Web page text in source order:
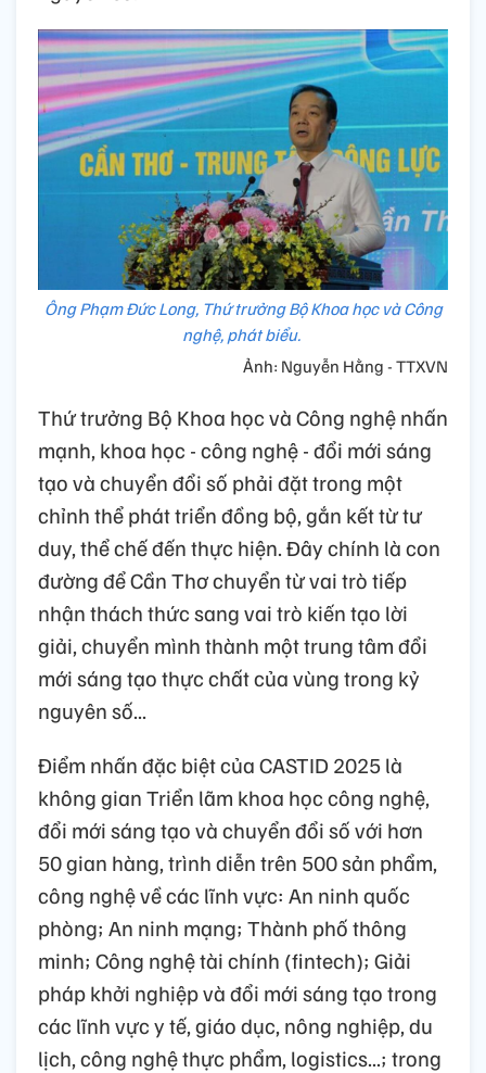
Ông Phạm Đức Long, Thứ trưởng Bộ Khoa học và Công
nghệ, phát biểu.
Ảnh: Nguyễn Hằng - TTXVN
Thứ trưởng Bộ Khoa học và Công nghệ nhấn
mạnh, khoa học - công nghệ - đổi mới sáng
tạo và chuyển đổi số phải đặt trong một
chỉnh thể phát triển đồng bộ, gắn kết từ tư
duy, thể chế đến thực hiện. Đây chính là con
đường để Cần Thơ chuyển từ vai trò tiếp
nhận thách thức sang vai trò kiến tạo lời
giải, chuyển mình thành một trung tâm đổi
mới sáng tạo thực chất của vùng trong kỷ
nguyên số...
Điểm nhấn đặc biệt của CASTID 2025 là
không gian Triển lãm khoa học công nghệ,
đổi mới sáng tạo và chuyển đổi số với hơn
50 gian hàng, trình diễn trên 500 sản phẩm,
công nghệ về các lĩnh vực: An ninh quốc
phòng; An ninh mạng; Thành phố thông
minh; Công nghệ tài chính (fintech); Giải
pháp khởi nghiệp và đổi mới sáng tạo trong
các lĩnh vực y tế, giáo dục, nông nghiệp, du
lịch, công nghệ thực phẩm, logistics...; trong